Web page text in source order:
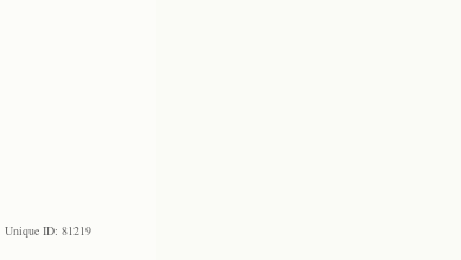
Unique ID: 81219